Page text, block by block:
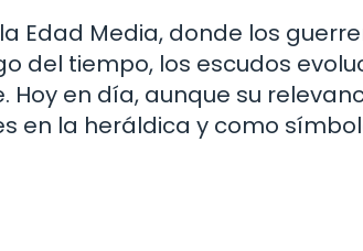
Edad Media, donde los
del tiempo, los escudos
en día, aunque su
en la heráldica y como